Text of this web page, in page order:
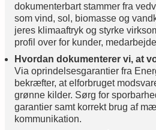
dokumenterbart stammer fra
som vind, sol, biomasse og
jeres klimaaftryk og styrke
profil over for kunder,
Hvordan dokumenterer vi, at
Via oprindelsesgarantier fra
bekræfter, at elforbruget
grønne kilder. Sørg for
garantier samt korrekt brug af
kommunikation.